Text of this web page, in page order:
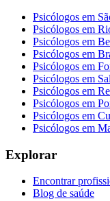
Psicólogos em
Psicólogos em
Psicólogos em
Psicólogos em
Psicólogos em
Psicólogos em
Psicólogos em
Psicólogos em
Psicólogos em
Psicólogos em
Explorar
Encontrar
Blog de saúde